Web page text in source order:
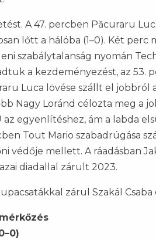
A 47. percben Păcuraru
lőtt a hálóba (1–0). Két perc
szabálytalanság nyomán
a kezdeményezést, az 53.
Luca lövése szállt el jobbról
Nagy Loránd célozta meg a
egyenlítéshez, ám a labda
Tout Mario szabadrúgása
mellett. A ráadásban
diadallal zárult 2023.
zárul Szakál